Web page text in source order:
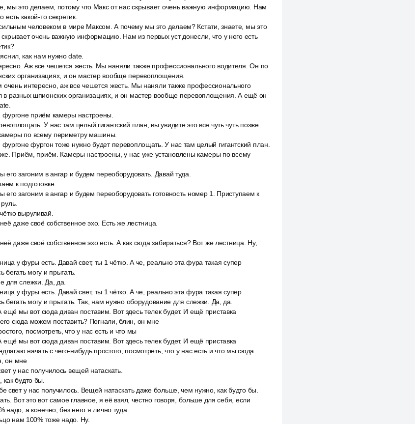
мы это делаем, потому что Макс от нас скрывает очень важную информацию. Нам
есть какой-то секретик.
человеком в мире Максом. А почему мы это делаем? Кстати, знаете, мы это
очень важную информацию. Нам из первых уст донесли, что у него есть
как нам нужно date.
Аж все чешется жесть. Мы наняли также профессионального водителя. Он по
организациях, и он мастер вообще перевоплощения.
интересно, аж все чешется жесть. Мы наняли также профессионального
в разных шпионских организациях, и он мастер вообще перевоплощения. А ещё он
фургоне приём камеры настроены.
У нас там целый гигантский план, вы увидите это все чуть чуть позже.
по всему периметру машины.
фургон тоже нужно будет перевоплощать. У нас там целый гигантский план.
Приём, приём. Камеры настроены, у нас уже установлены камеры по всему
его загоним в ангар и будем переоборудовать. Давай туда.
к подготовке.
его загоним в ангар и будем переоборудовать готовность номер 1. Приступаем к
выруливай.
даже своё собственное эхо. Есть же лестница.
даже своё собственное эхо есть. А как сюда забираться? Вот же лестница. Ну,
у фуры есть. Давай свет, ты 1 чётко. А че, реально эта фура такая супер
бегать могу и прыгать.
для слежки. Да, да.
у фуры есть. Давай свет, ты 1 чётко. А че, реально эта фура такая супер
бегать могу и прыгать. Так, нам нужно оборудование для слежки. Да, да.
мы вот сюда диван поставим. Вот здесь телек будет. И ещё приставка
сюда можем поставить? Погнали, блин, он мне
посмотреть, что у нас есть и что мы
мы вот сюда диван поставим. Вот здесь телек будет. И ещё приставка
начать с чего-нибудь простого, посмотреть, что у нас есть и что мы сюда
он мне
у нас получилось вещей натаскать.
будто бы.
свет у нас получилось. Вещей натаскать даже больше, чем нужно, как будто бы.
Вот это вот самое главное, я её взял, честно говоря, больше для себя, если
надо, а конечно, без него я лично туда.
нам 100% тоже надо. Ну.